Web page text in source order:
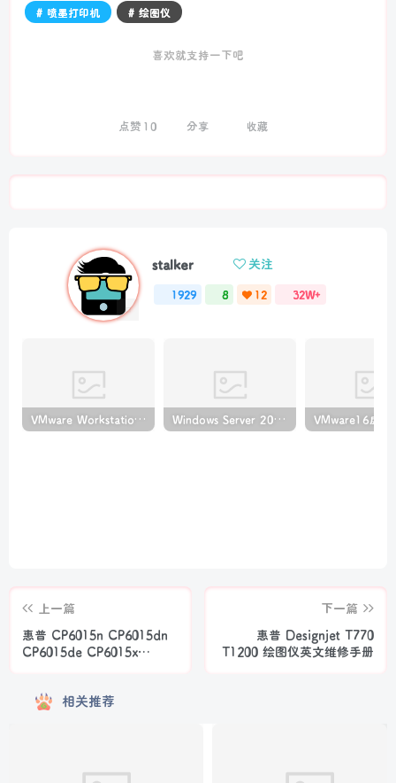
# 喷墨打印机 # 绘图仪
喜欢就支持一下吧
点赞 10 分享 收藏
stalker 关注
1929 8 12 32W+
VMware Workstation PRO v17.6.4 正式版_虚拟机(带激活密钥) Windows Server 2022激活密钥 2024 5月更新
上一篇
惠普 CP6015n CP6015dn
CP6015de CP6015x
下一篇
惠普 Designjet T770
T1200 绘图仪英文维修手册
相关推荐